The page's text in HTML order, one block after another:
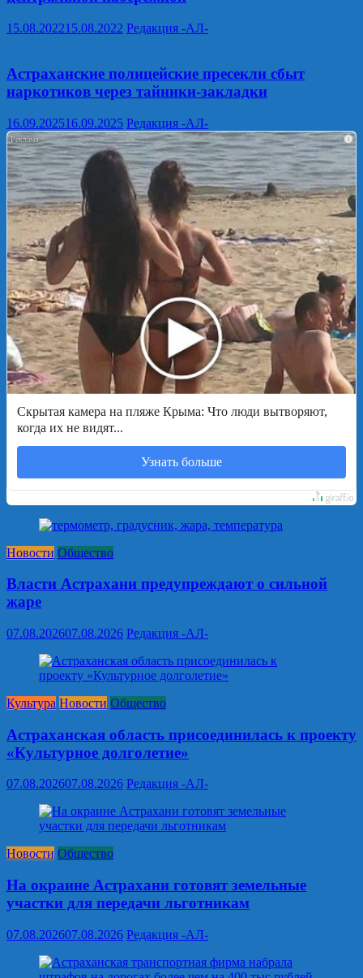
15.08.202215.08.2022 Редакция -АЛ-
Астраханские полицейские пресекли сбыт
наркотиков через тайники-закладки
16.09.202516.09.2025 Редакция -АЛ-
i
Скрытая камера на пляже Крыма: Что люди вытворяют,
когда их не видят...
Узнать больше
Новости Общество
Власти Астрахани предупреждают о сильной
жаре
07.08.202607.08.2026 Редакция -АЛ-
Культура Новости Общество
Астраханская область присоединилась к проекту
«Культурное долголетие»
07.08.202607.08.2026 Редакция -АЛ-
Новости Общество
На окраине Астрахани готовят земельные
участки для передачи льготникам
07.08.202607.08.2026 Редакция -АЛ-